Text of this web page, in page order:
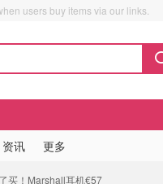
users buy items via our links.
资讯 更多
买！Marshall耳机€57